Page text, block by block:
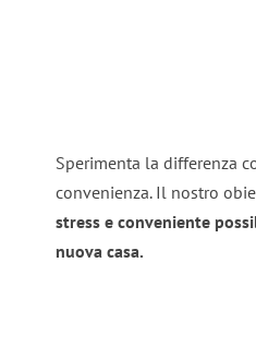
Sperimenta la differenza
convenienza. Il nostro
stress e conveniente
nuova casa.